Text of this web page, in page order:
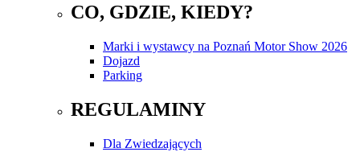
CO, GDZIE, KIEDY?
Marki i wystawcy na Poznań Motor Show 2026
Dojazd
Parking
REGULAMINY
Dla Zwiedzających